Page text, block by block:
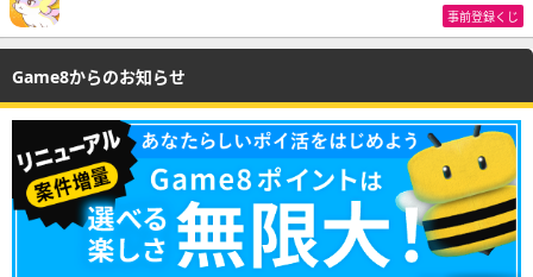
事前登録くじ
Game8からのお知らせ